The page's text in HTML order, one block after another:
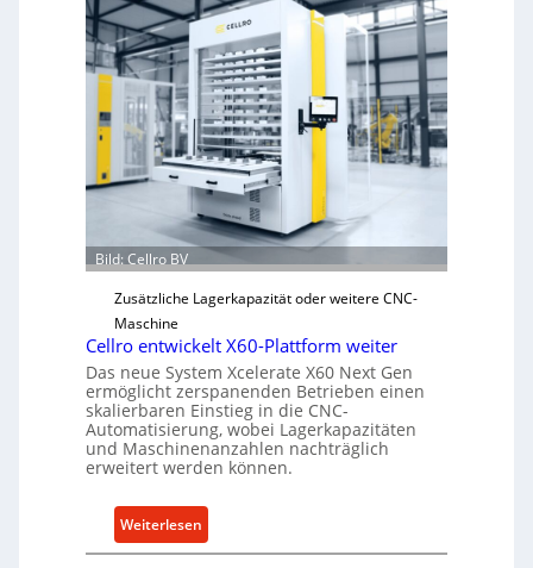
Bild: Cellro BV
Zusätzliche Lagerkapazität oder weitere CNC-
Maschine
Cellro entwickelt X60-Plattform weiter
Das neue System Xcelerate X60 Next Gen
ermöglicht zerspanenden Betrieben einen
skalierbaren Einstieg in die CNC-
Automatisierung, wobei Lagerkapazitäten
und Maschinenanzahlen nachträglich
erweitert werden können.
Weiterlesen:
C